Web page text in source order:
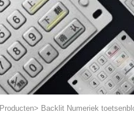
Producten> Backlit Numeriek